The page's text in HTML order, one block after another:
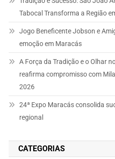
Tabocal Transforma a Região
Jogo Beneficente Jobson e
emoção em Maracás
A Força da Tradição e o Olhar
reafirma compromisso com
2026
24ª Expo Maracás consolida
regional
CATEGORIAS